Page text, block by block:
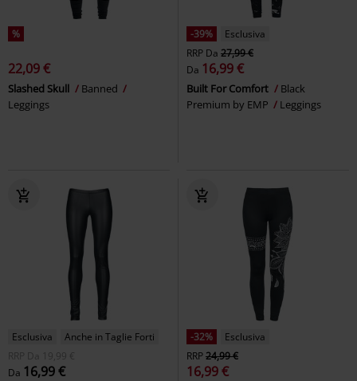
%
22,09 €
Slashed Skull
Banned
Leggings
-39%
Esclusiva
RRP Da 27,99 €
Da 16,99 €
Built For Comfort
Black
Premium by EMP
Leggings
Esclusiva
Anche in Taglie Forti
RRP
Da
19,99 €
Da 16,99 €
-32%
Esclusiva
RRP24,99 €
16,99 €